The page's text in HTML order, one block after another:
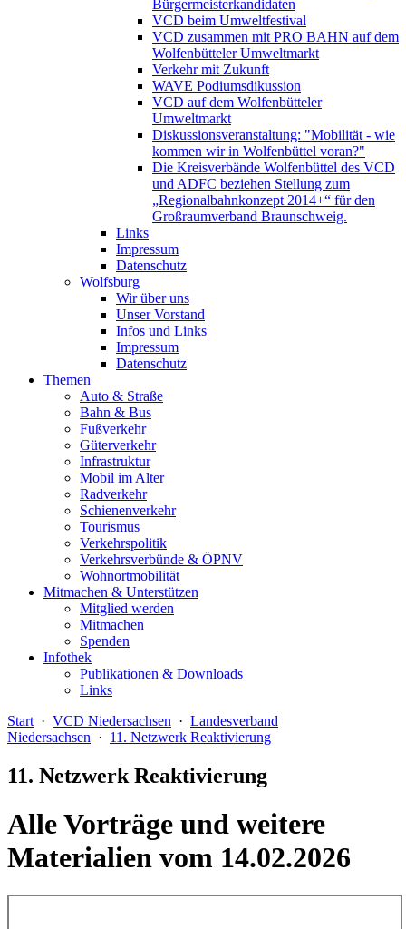
Bürgermeisterkandidaten
VCD beim Umweltfestival
VCD zusammen mit PRO BAHN auf dem
Wolfenbütteler Umweltmarkt
Verkehr mit Zukunft
WAVE Podiumsdikussion
VCD auf dem Wolfenbütteler
Umweltmarkt
Diskussionsveranstaltung: "Mobilität - wie
kommen wir in Wolfenbüttel voran?"
Die Kreisverbände Wolfenbüttel des VCD
und ADFC beziehen Stellung zum
„Regionalbahnkonzept 2014+“ für den
Großraumverband Braunschweig.
Links
Impressum
Datenschutz
Wolfsburg
Wir über uns
Unser Vorstand
Infos und Links
Impressum
Datenschutz
Themen
Auto & Straße
Bahn & Bus
Fußverkehr
Güterverkehr
Infrastruktur
Mobil im Alter
Radverkehr
Schienenverkehr
Tourismus
Verkehrspolitik
Verkehrsverbünde & ÖPNV
Wohnortmobilität
Mitmachen & Unterstützen
Mitglied werden
Mitmachen
Spenden
Infothek
Publikationen & Downloads
Links
Start · VCD Niedersachsen · Landesverband
Niedersachsen · 11. Netzwerk Reaktivierung
11. Netzwerk Reaktivierung
Alle Vorträge und weitere
Materialien vom 14.02.2026